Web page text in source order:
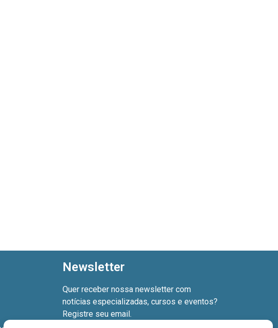
Newsletter
Quer receber nossa newsletter com
notícias especializadas, cursos e eventos?
Registre seu email.